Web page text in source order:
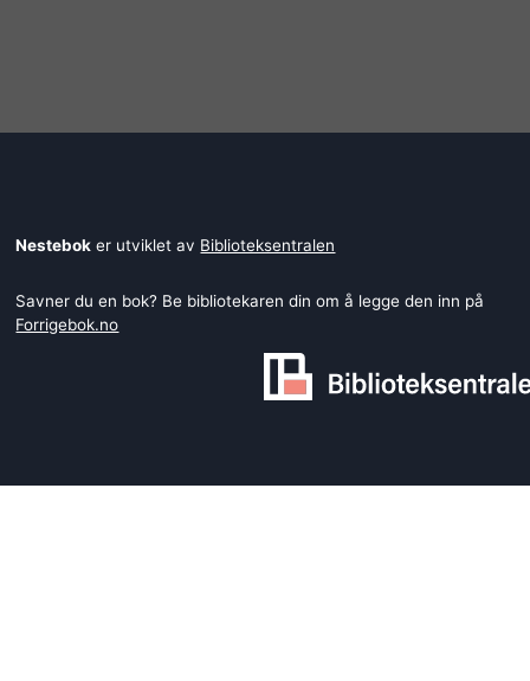
Nestebok er utviklet av Biblioteksentralen
Savner du en bok? Be bibliotekaren din om å legge den inn på
Forrigebok.no